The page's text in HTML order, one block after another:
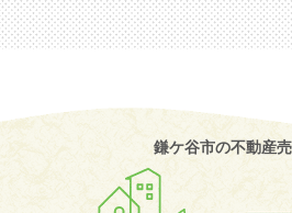
鎌ケ谷市の不動産